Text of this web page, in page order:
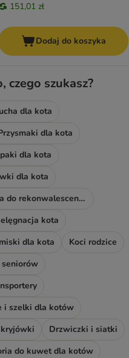
151,01 zł
Dodaj do koszyka
czego szukasz?
dla kota
dla kota
dla kota
dla kota
Akcesoria do rekonwalescencji
kota
dla kota
Koci rodzice
seniorów
i szelki dla kotów
Drzwiczki i siatki
do kuwet dla kotów